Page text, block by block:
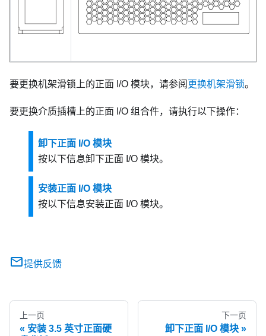
要更换机架滑锁上的正面 I/O 模块，请参阅 更换机架滑锁。
要更换介质插槽上的正面 I/O 组合件，请执行以下操作：
卸下正面 I/O 模块
按以下信息卸下正面 I/O 模块。
安装正面 I/O 模块
按以下信息安装正面 I/O 模块。
提供反馈
上一页
安装 3.5 英寸正面硬
下一页
卸下正面 I/O 模块